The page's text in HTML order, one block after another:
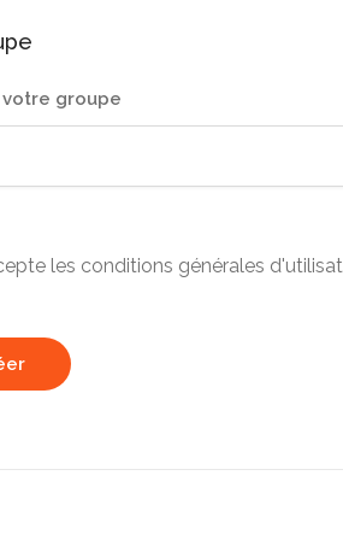
votre groupe
les conditions générales